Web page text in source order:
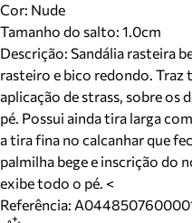
Cor: Nude
Tamanho do salto: 1.0cm
Descrição: Sandália rasteira
rasteiro e bico redondo. Traz
aplicação de strass, sobre os
pé. Possui ainda tira larga
a tira fina no calcanhar que
palmilha bege e inscrição do
exibe todo o pé. <
Referência: